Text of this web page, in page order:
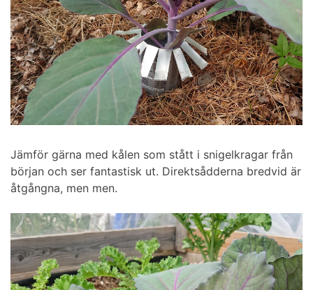
Jämför gärna med kålen som stått i snigelkragar från
början och ser fantastisk ut. Direktsådderna bredvid är
åtgångna, men men.